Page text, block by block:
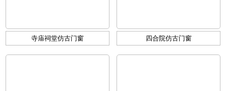
寺庙祠堂仿古门窗 四合院仿古门窗